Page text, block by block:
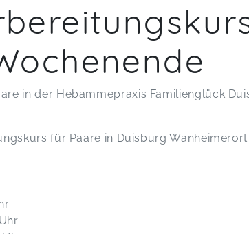
in der Hebammepraxis Familienglück
für Paare in Duisburg Wanheimerort